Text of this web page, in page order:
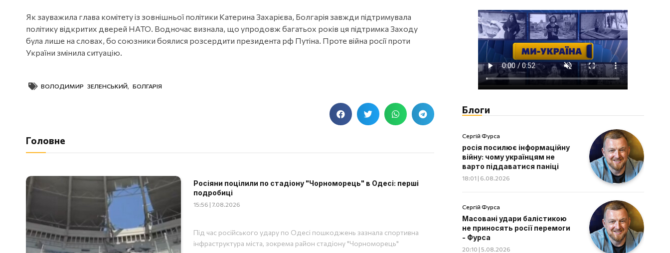
Як зауважила глава комітету із зовнішньої політики Катерина Захарієва, Болгарія завжди підтримувала
політику відкритих дверей НАТО. Водночас визнала, що упродовж багатьох років ця підтримка Заходу
була лише на словах, бо союзники боялися розсердити президента рф Путіна. Проте війна росії проти
України змінила ситуацію.
ВОЛОДИМИР ЗЕЛЕНСЬКИЙ, БОЛГАРІЯ
Головне
Росіяни поцілили по стадіону "Чорноморець" в Одесі: перші
подробиці
15:56 | 7.08.2026
Під час російського удару по Одесі пошкоджень зазнала спортивна
інфраструктура міста, зокрема район стадіону "Чорноморець"
Блоги
Сергій Фурса
росія посилює інформаційну
війну: чому українцям не
варто піддаватися паніці
18:01 | 6.08.2026
Сергій Фурса
Масовані удари балістикою
не приносять росії перемоги
- Фурса
20:10 | 5.08.2026